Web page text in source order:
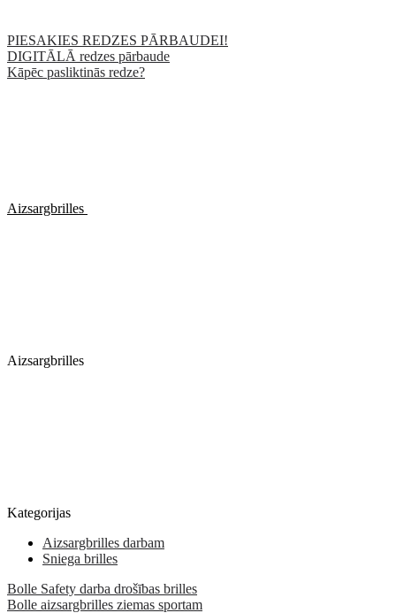
PIESAKIES REDZES PĀRBAUDEI!
DIGITĀLĀ redzes pārbaude
Kāpēc pasliktinās redze?
Aizsargbrilles
Aizsargbrilles
Kategorijas
Aizsargbrilles darbam
Sniega brilles
Bolle Safety darba drošības brilles
Bolle aizsargbrilles ziemas sportam